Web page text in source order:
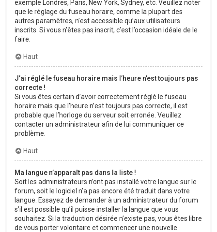
exemple Londres, Paris, New York, Sydney, etc. Veuillez noter
que le réglage du fuseau horaire, comme la plupart des
autres paramètres, n’est accessible qu’aux utilisateurs
inscrits. Si vous n’êtes pas inscrit, c’est l’occasion idéale de le
faire.
Haut
J’ai réglé le fuseau horaire mais l’heure n’est toujours pas
correcte !
Si vous êtes certain d’avoir correctement réglé le fuseau
horaire mais que l’heure n’est toujours pas correcte, il est
probable que l’horloge du serveur soit erronée. Veuillez
contacter un administrateur afin de lui communiquer ce
problème.
Haut
Ma langue n’apparaît pas dans la liste !
Soit les administrateurs n’ont pas installé votre langue sur le
forum, soit le logiciel n’a pas encore été traduit dans votre
langue. Essayez de demander à un administrateur du forum
s’il est possible qu’il puisse installer la langue que vous
souhaitez. Si la traduction désirée n’existe pas, vous êtes libre
de vous porter volontaire et commencer une nouvelle